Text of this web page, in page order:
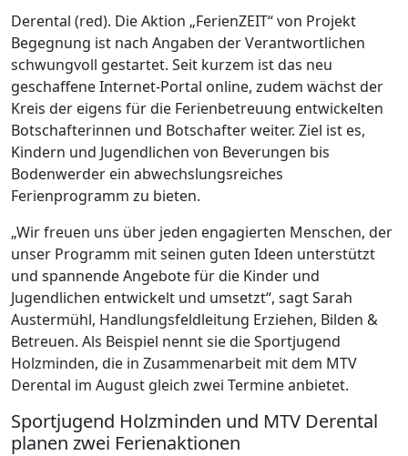
Derental (red). Die Aktion „FerienZEIT“ von Projekt
Begegnung ist nach Angaben der Verantwortlichen
schwungvoll gestartet. Seit kurzem ist das neu
geschaffene Internet-Portal online, zudem wächst der
Kreis der eigens für die Ferienbetreuung entwickelten
Botschafterinnen und Botschafter weiter. Ziel ist es,
Kindern und Jugendlichen von Beverungen bis
Bodenwerder ein abwechslungsreiches
Ferienprogramm zu bieten.
„Wir freuen uns über jeden engagierten Menschen, der
unser Programm mit seinen guten Ideen unterstützt
und spannende Angebote für die Kinder und
Jugendlichen entwickelt und umsetzt“, sagt Sarah
Austermühl, Handlungsfeldleitung Erziehen, Bilden &
Betreuen. Als Beispiel nennt sie die Sportjugend
Holzminden, die in Zusammenarbeit mit dem MTV
Derental im August gleich zwei Termine anbietet.
Sportjugend Holzminden und MTV Derental
planen zwei Ferienaktionen